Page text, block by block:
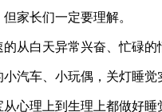
家长们一定要理解。
从白天异常兴奋、忙碌
汽车、小玩偶，关灯睡觉
心理上到生理上都做好